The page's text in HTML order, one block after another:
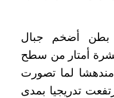
بطن أضخم جبال
أمتار من سطح
لما تصورت
تدريجيا بمدى